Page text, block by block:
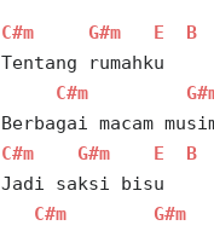
C#m G#m E
B
Tentang rumahku
C#m
Berbagai macam
C#m
G#m E
B
Jadi saksi bisu
C#m
G#m